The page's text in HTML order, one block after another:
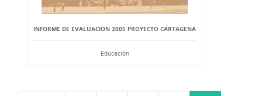
INFORME DE EVALUACION 2005 PROYECTO CARTAGENA
Educación